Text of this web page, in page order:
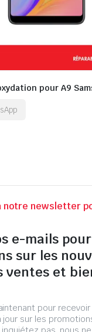
pour A9
notre newsletter
e-mails
sur les
ventes et
pour recevoir
jour sur les